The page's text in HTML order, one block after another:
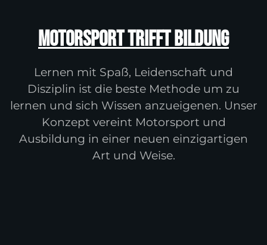
Motorsport trifft Bildung
Lernen mit Spaß, Leidenschaft und
Disziplin ist die beste Methode um zu
lernen und sich Wissen anzueigenen. Unser
Konzept vereint Motorsport und
Ausbildung in einer neuen einzigartigen
Art und Weise.